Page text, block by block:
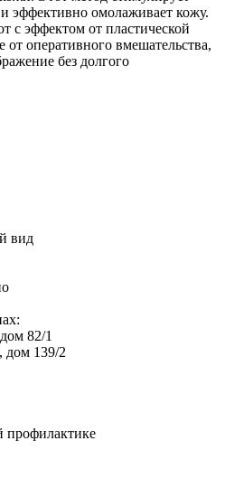
эффективно омолаживает кожу.
с эффектом от пластической
оперативного вмешательства,
без долгого
вид
82/1
дом 139/2
профилактике